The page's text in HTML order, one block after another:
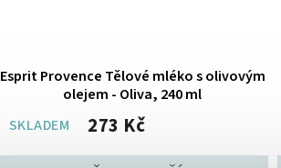
Esprit Provence Tělové mléko s olivovým
olejem - Oliva, 240 ml
SKLADEM
273 Kč